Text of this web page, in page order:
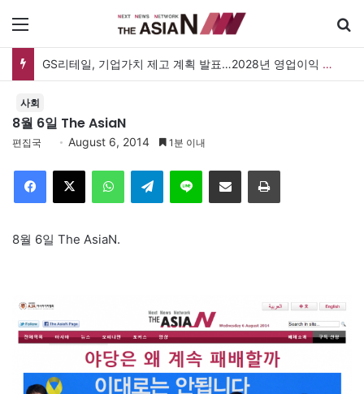
GS리테일, 기업가치 제고 계획 발표…2028년 영업이익 3,800억 원 목표
사회
8월 6일 The AsiaN
편집국 August 6, 2014 1분 이내
Telegram 이메일
8월 6일 The AsiaN.